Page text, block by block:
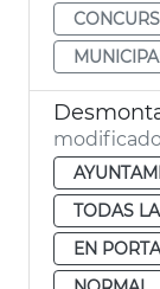
TODAS
EN